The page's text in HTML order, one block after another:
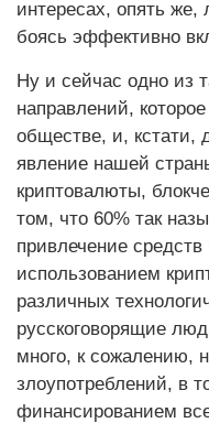
интересах, опять
боясь эффективно
Ну и сейчас одно из
направлений,
обществе, и, кстати,
явление нашей
криптовалюты,
том, что 60% так
привлечение
использованием
различных
русскоговорящие
много, к сожалению,
злоупотреблений, в
финансированием